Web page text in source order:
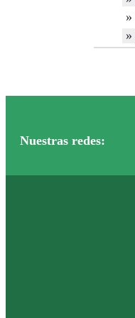
»
»
Nuestras redes: